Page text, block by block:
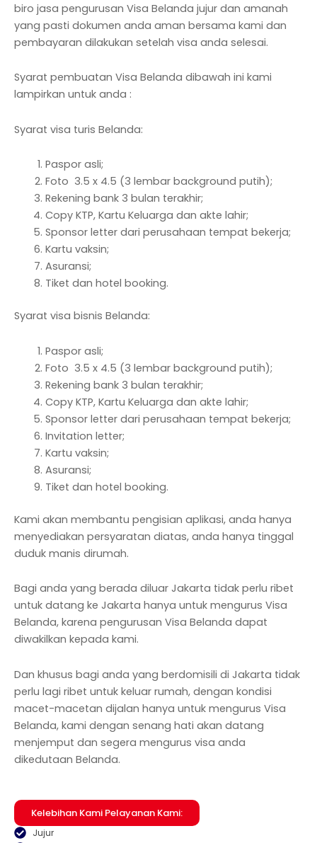
biro jasa pengurusan Visa Belanda jujur dan amanah
yang pasti dokumen anda aman bersama kami dan
pembayaran dilakukan setelah visa anda selesai.
Syarat pembuatan Visa Belanda dibawah ini kami
lampirkan untuk anda :
Syarat visa turis Belanda:
Paspor asli;
Foto 3.5 x 4.5 (3 lembar background putih);
Rekening bank 3 bulan terakhir;
Copy KTP, Kartu Keluarga dan akte lahir;
Sponsor letter dari perusahaan tempat bekerja;
Kartu vaksin;
Asuransi;
Tiket dan hotel booking.
Syarat visa bisnis Belanda:
Paspor asli;
Foto 3.5 x 4.5 (3 lembar background putih);
Rekening bank 3 bulan terakhir;
Copy KTP, Kartu Keluarga dan akte lahir;
Sponsor letter dari perusahaan tempat bekerja;
Invitation letter;
Kartu vaksin;
Asuransi;
Tiket dan hotel booking.
Kami akan membantu pengisian aplikasi, anda hanya
menyediakan persyaratan diatas, anda hanya tinggal
duduk manis dirumah.
Bagi anda yang berada diluar Jakarta tidak perlu ribet
untuk datang ke Jakarta hanya untuk mengurus Visa
Belanda, karena pengurusan Visa Belanda dapat
diwakilkan kepada kami.
Dan khusus bagi anda yang berdomisili di Jakarta tidak
perlu lagi ribet untuk keluar rumah, dengan kondisi
macet-macetan dijalan hanya untuk mengurus Visa
Belanda, kami dengan senang hati akan datang
menjemput dan segera mengurus visa anda
dikedutaan Belanda.
Kelebihan Kami Pelayanan Kami:
Jujur